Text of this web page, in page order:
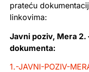
prateću
linkovima:
Javni poziv, Mera 2.
dokumenta:
1.-JAVNI-POZIV-